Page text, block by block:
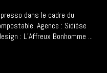
dans le cadre du
Agence : Sidièse
: L’Affreux Bonhomme ...